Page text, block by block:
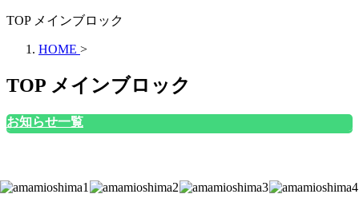
TOP メインブロック
HOME >
TOP メインブロック
お知らせ一覧